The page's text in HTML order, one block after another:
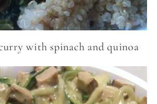
with spinach and quinoa